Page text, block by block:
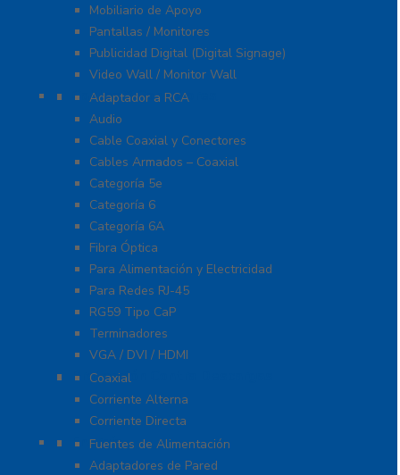
Mobiliario de Apoyo
Pantallas / Monitores
Publicidad Digital (Digital Signage)
Video Wall / Monitor Wall
Cables Y Conectores
Adaptador a RCA
Audio
Cable Coaxial y Conectores
Cables Armados – Coaxial
Categoría 5e
Categoría 6
Categoría 6A
Fibra Óptica
Para Alimentación y Electricidad
Para Redes RJ-45
RG59 Tipo CaP
Terminadores
VGA / DVI / HDMI
Protección Contra Descargas
Coaxial
Corriente Alterna
Corriente Directa
Energía
Fuentes de Alimentación
Adaptadores de Pared